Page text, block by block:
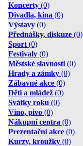
Koncerty (0)
Divadla, kina (0)
Výstavy (0)
Přednášky, diskuze (0)
Sport (0)
Festivaly (0)
Městské slavnosti (0)
Hrady a zámky (0)
Zábavné akce (0)
Děti a mládež (0)
Svátky roku (0)
Víno, pivo (0)
Nákupní centra (0)
Prezentační akce (0)
Kurzy, kroužky (0)